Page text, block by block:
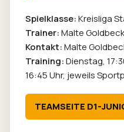
Spielklasse:Kreisliga
Trainer:Malte
Kontakt:Malte
Training:Dienstag,
16:45 Uhr, jeweils
TEAMSEITE D1-